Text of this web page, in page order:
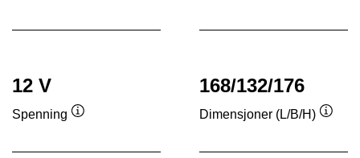
12 V
Spenning
168/132/176
Dimensjoner (L/B/H)